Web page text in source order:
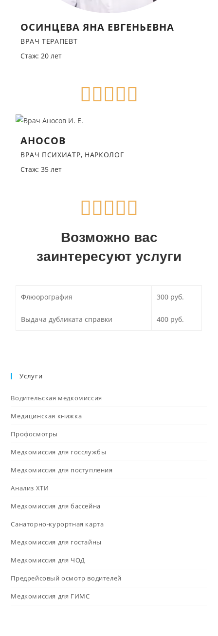
ОСИНЦЕВА ЯНА ЕВГЕНЬЕВНА
ВРАЧ ТЕРАПЕВТ
Стаж: 20 лет
АНОСОВ
ВРАЧ ПСИХИАТР, НАРКОЛОГ
Стаж: 35 лет
Возможно вас
заинтересуют услуги
Флюорография 300 руб.
Выдача дубликата справки 400 руб.
Услуги
Водительская медкомиссия
Медицинская книжка
Профосмотры
Медкомиссия для госслужбы
Медкомиссия для поступления
Анализ ХТИ
Медкомиссия для бассейна
Санаторно-курортная карта
Медкомиссия для гостайны
Медкомиссия для ЧОД
Предрейсовый осмотр водителей
Медкомиссия для ГИМС